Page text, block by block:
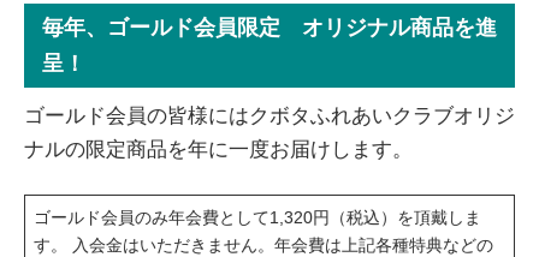
毎年、ゴールド会員限定 オリジナル商品を進
呈！
ゴールド会員の皆様にはクボタふれあいクラブオリジ
ナルの限定商品を年に一度お届けします。
ゴールド会員のみ年会費として1,320円（税込）を頂戴しま
す。 入会金はいただきません。年会費は上記各種特典などの